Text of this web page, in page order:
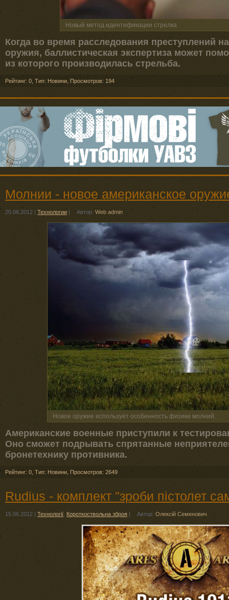
Новый метод идентификации стрелка
Когда во время расследования преступлений
оружия, баллистическая экспертиза может
из которого производилась стрельба.
Рейтинг: 0 Тип: Новини Просмотров: 194
Молнии - новое американское
25.06.2012 Технологии Автор: Web admin
Новое оружие использует особенность физики молний.
Американские военные приступили к
Оно сможет подрывать спрятанные
бронетехнику противника.
Рейтинг: 0 Тип: Новини Просмотров: 2649
Rudius - комплект "зроби пістолет
15.06.2012 Технології Короткоствольна зброя Автор: Олексій Семенович